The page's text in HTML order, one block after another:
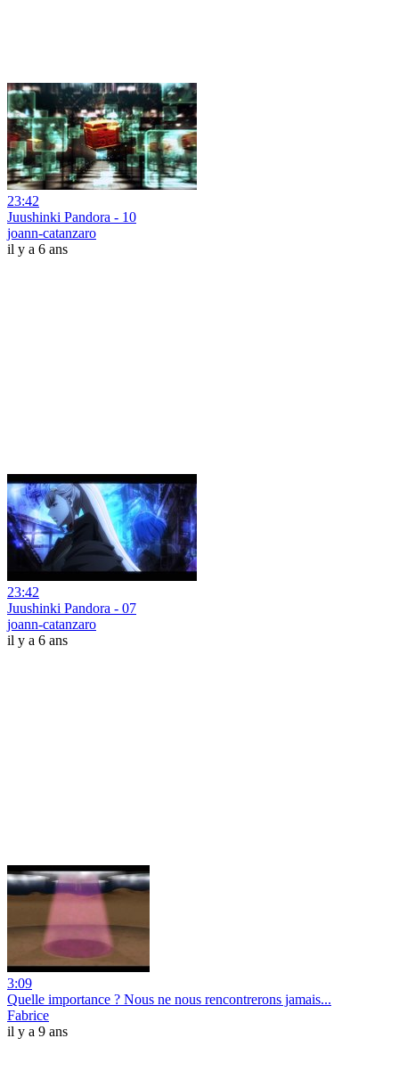
23:42
Juushinki Pandora - 10
joann-catanzaro
il y a 6 ans
23:42
Juushinki Pandora - 07
joann-catanzaro
il y a 6 ans
3:09
Quelle importance ? Nous ne nous rencontrerons jamais...
Fabrice
il y a 9 ans